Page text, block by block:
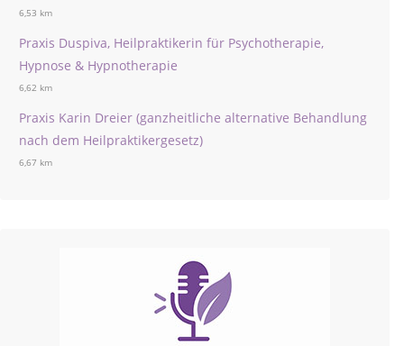
6,53 km
Praxis Duspiva, Heilpraktikerin für Psychotherapie,
Hypnose & Hypnotherapie
6,62 km
Praxis Karin Dreier (ganzheitliche alternative Behandlung
nach dem Heilpraktikergesetz)
6,67 km